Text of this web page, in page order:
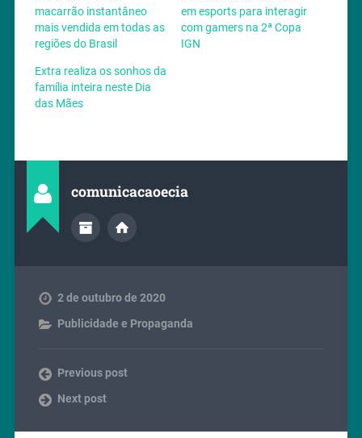
macarrão instantâneo
mais vendida em todas as
regiões do Brasil
em esports para interagir
com gamers na 2ª Copa
IGN
Extra realiza os sonhos da
família inteira neste Dia
das Mães
comunicacaoecia
2 de outubro de 2020
Publicidade e Propaganda
Previous post
Next post